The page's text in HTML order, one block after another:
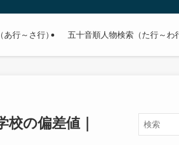
ポーツ選手などの有名人の学歴や高校・大学の偏差
あ行～さ行） 五十音順人物検索（た行～わ
の偏差値｜